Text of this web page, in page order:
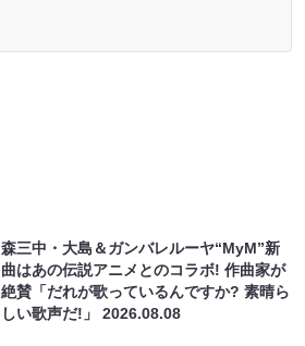
森三中・大島＆ガンバレルーヤ“MyM”新
曲はあの伝説アニメとのコラボ! 作曲家が
絶賛「だれが歌っているんですか? 素晴ら
しい歌声だ!」2026.08.08